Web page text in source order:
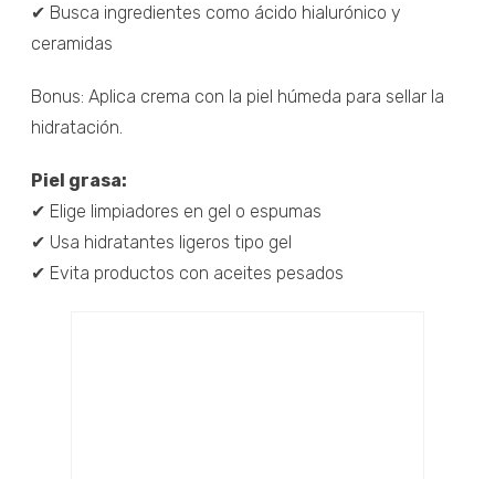
✔ Busca ingredientes como ácido hialurónico y
ceramidas
Bonus: Aplica crema con la piel húmeda para sellar la
hidratación.
Piel grasa:
✔ Elige limpiadores en gel o espumas
✔ Usa hidratantes ligeros tipo gel
✔ Evita productos con aceites pesados